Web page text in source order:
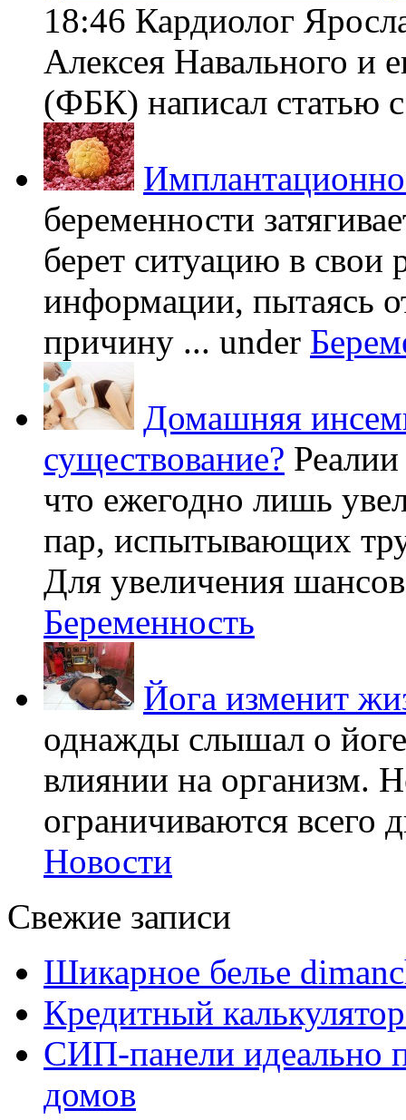
18:46 Кардиолог
Алексея Навального и
(ФБК) написал статью
беременности
берет ситуацию в свои
информации, пытаясь
причину ... under
Домашняя
существование?
что ежегодно лишь
пар, испытывающих
Для увеличения
Беременность
Йога изменит
однажды слышал о
влиянии на организм.
ограничиваются всего
Новости
Свежие записи
Шикарное белье
Кредитный
СИП-панели идеально
домов